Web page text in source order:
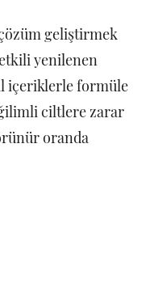
geliştirmek
yenilenen
içeriklerle formüle
ciltlere zarar
oranda